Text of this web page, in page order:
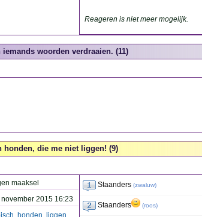
Reageren is niet meer mogelijk.
iemands woorden verdraaien. (11)
honden, die me niet liggen! (9)
maaksel
2015 16:23
, honden, liggen
Staanders (zwaluw)
Staanders (roos)